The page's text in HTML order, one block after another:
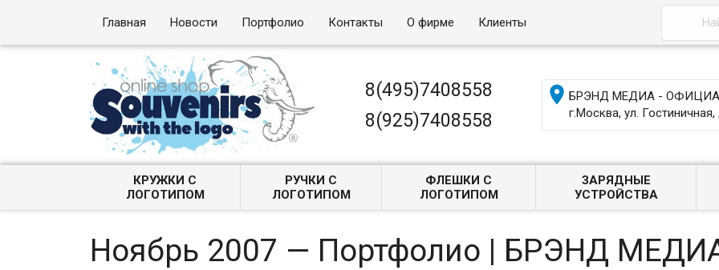
Главная Новости Портфолио Контакты О фирме Клиенты
8(495)7408558
8(925)7408558
БРЭНД МЕДИА -
г.Москва, ул.
КРУЖКИ С
ЛОГОТИПОМ
РУЧКИ С
ЛОГОТИПОМ
ФЛЕШКИ С
ЛОГОТИПОМ
ЗАРЯДНЫЕ
УСТРОЙСТВА
Ноябрь 2007 — Портфолио | БРЭНД